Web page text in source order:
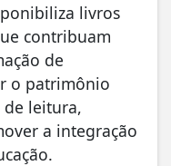
livros
contribuam
de
o patrimônio
leitura,
a integração